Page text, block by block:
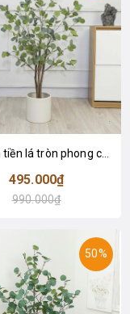
Cây kim tiền lá tròn phong cách Bắc Âu đẹp 120cm - LC3000
495.000₫
990.000₫
50%